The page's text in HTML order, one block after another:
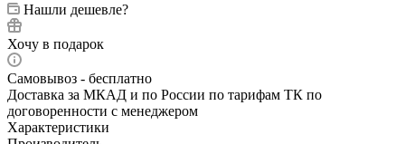
Нашли дешевле?
Хочу в подарок
Самовывоз - бесплатно
Доставка за МКАД и по России по тарифам ТК по
договоренности с менеджером
Характеристики